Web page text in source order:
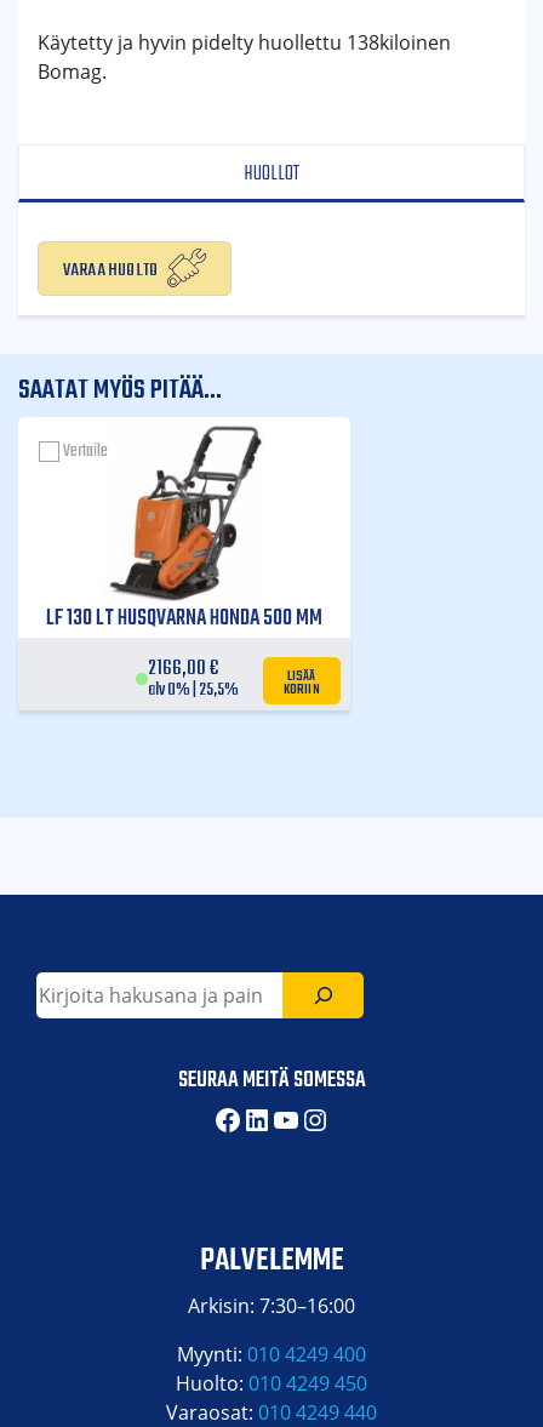
HUOLLOT
Varaa huolto
Käytetty ja hyvin pidelty huollettu 138kiloinen
Bomag.
SAATAT MYÖS PITÄÄ...
LF 130 LT HUSQVARNA HONDA 500 MM
2166,00€
alv 0% | 25,5%
LISÄÄ
KORIIN
Vertaile
Etsi
SEURAA MEITÄ SOMESSA
Facebook
LinkedIn
YouTube
Instagram
PALVELEMME
Arkisin: 7:30–16:00
Myynti: 010 4249 400
Huolto: 010 4249 450
Varaosat: 010 4249 440